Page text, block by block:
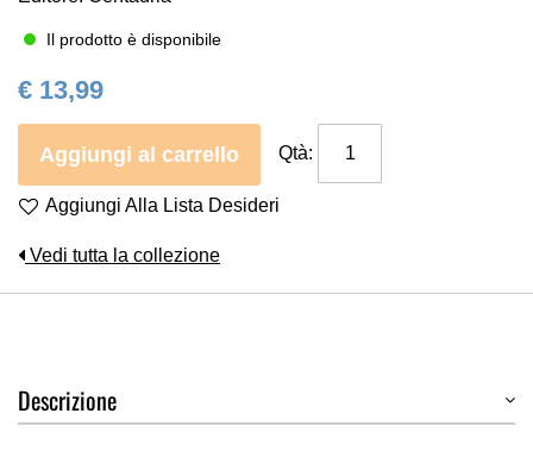
Il prodotto è disponibile
€ 13,99
Aggiungi al carrello Qtà:
Aggiungi Alla Lista Desideri
Vedi tutta la collezione
Descrizione